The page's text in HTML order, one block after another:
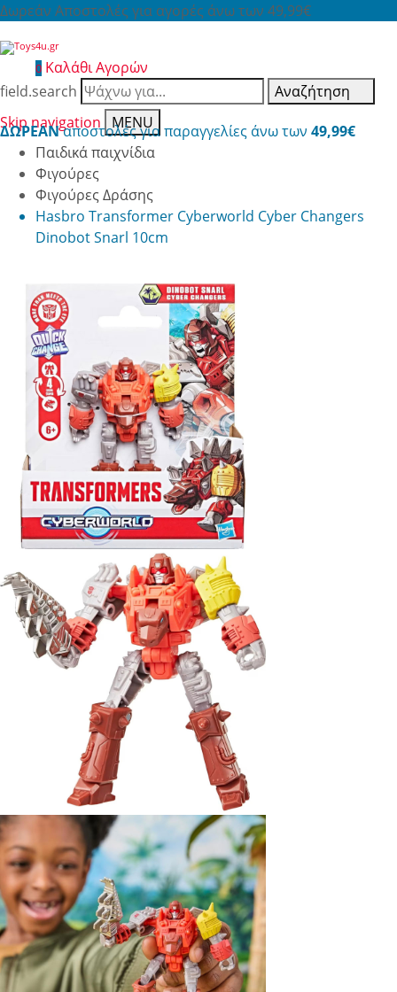
Δωρεάν Αποστολές για αγορές άνω των 49,99€
0 Καλάθι Αγορών
field.search
Αναζήτηση
Skip navigation
MENU
ΔΩΡΕΑΝαποστολές για παραγγελίες άνω των 49,99€
Παιδικά παιχνίδια
Φιγούρες
Φιγούρες Δράσης
Hasbro Transformer Cyberworld Cyber Changers
Dinobot Snarl 10cm